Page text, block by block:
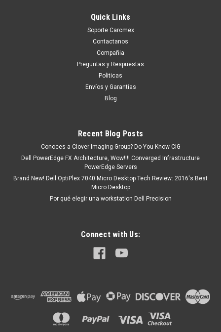
DELL MONITOR P2715Q 27 INCH
WIDESCREEN FLAT PANEL 3840 X 2160 AT 60
HZ VGA,DVI LED WTY 3YR NEW DELL 210-
Puedes PROCEDER con la Orden SIN Compromiso, y con esto
ADD TO CART
Quick Links
Soporte Carcmex
Contactanos
Compañia
Preguntas y Respuestas
Politicas
Envíos y Garantias
Blog
Recent Blog Posts
Conoces a Clover Imaging Group? Do You Know CIG
Dell PowerEdge FX Architecture, Wow!!!! Converged Infrastructure
PowerEdge Servers
Brand New! Dell OptiPlex 7040 Micro Desktop Tech Review: 2016's Best
Micro Desktop
Por qué elegir una workstation Dell Precision
Connect with Us: